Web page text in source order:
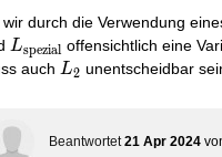
wir durch die Verwendung
L_{\text{spezial}}
Lspezial offensichtlich eine
auch L_{2}
L2 unentscheidbar
Beantwortet 21 Apr 2024